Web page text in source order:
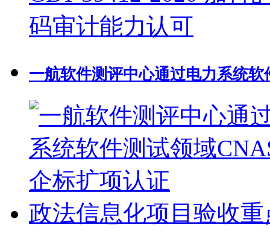
一航软件测评中心通过电力系统
政法信息化项目验收